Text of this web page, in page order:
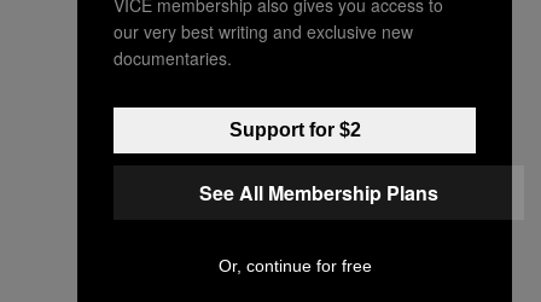
our very best writing and exclusive new
documentaries.
Support for $2
See All Membership Plans
Or, continue for free